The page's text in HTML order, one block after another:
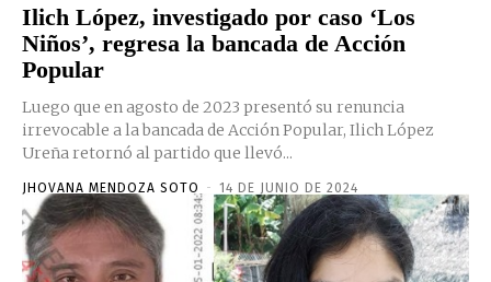
Ilich López, investigado por caso ‘Los
Niños’, regresa la bancada de Acción
Popular
Luego que en agosto de 2023 presentó su renuncia
irrevocable a la bancada de Acción Popular, Ilich López
Ureña retornó al partido que llevó...
JHOVANA MENDOZA SOTO - 14 DE JUNIO DE 2024